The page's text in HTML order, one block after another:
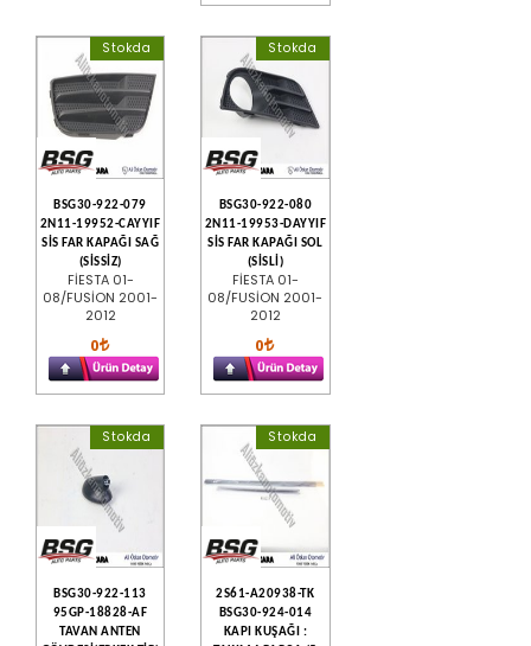
Stokda
BSG30-922-079
2N11-19952-CAYYIF
SİS FAR KAPAĞI SAĞ
(SİSSİZ)
FİESTA 01-
08/FUSİON 2001-
2012
0
Stokda
BSG30-922-080
2N11-19953-DAYYIF
SİS FAR KAPAĞI SOL
(SİSLİ)
FİESTA 01-
08/FUSİON 2001-
2012
0
Stokda
BSG30-922-113
95GP-18828-AF
TAVAN ANTEN
Stokda
2S61-A20938-TK
BSG30-924-014
KAPI KUŞAĞI :